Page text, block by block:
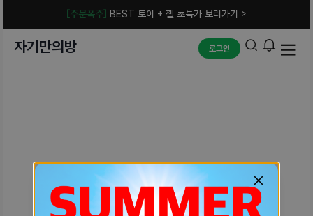
[주문폭주] BEST 토이 + 젤 초특가 보러가기 >
자기만의방 로그인